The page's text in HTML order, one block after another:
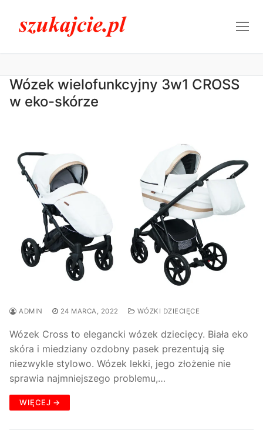
treści
Wózek wielofunkcyjny 3w1 CROSS
w eko-skórze
ADMIN 24 MARCA, 2022 WÓZKI DZIECIĘCE
Wózek Cross to elegancki wózek dziecięcy. Biała eko
skóra i miedziany ozdobny pasek prezentują się
niezwykle stylowo. Wózek lekki, jego złożenie nie
sprawia najmniejszego problemu,…
WIĘCEJ →